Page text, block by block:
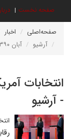
صفحه نخست
صفحه‌اصلی اخبار
آرشیو
آبان ۱۳۹۰
انتخابات
- آرشیو